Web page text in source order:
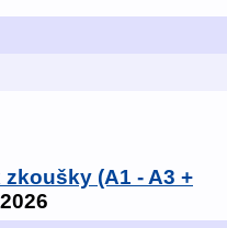
(A1 - A3 +